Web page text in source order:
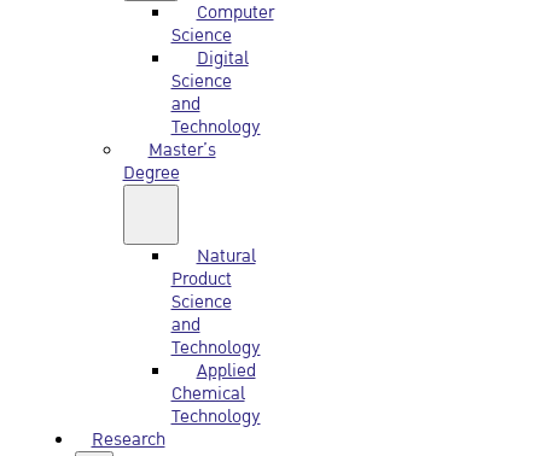
Computer
Science
Digital
Science
and
Technology
Master’s
Degree
Natural
Product
Science
and
Technology
Applied
Chemical
Technology
Research